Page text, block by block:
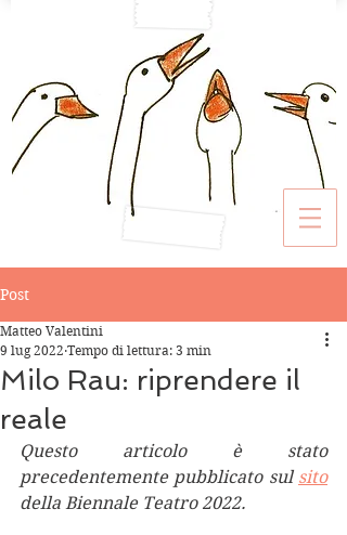
Post
Milo Rau: riprendere il
reale
Matteo Valentini
9 lug 2022 Tempo di lettura: 3 min
Questo articolo è stato
precedentemente pubblicato sul sito
della Biennale Teatro 2022.